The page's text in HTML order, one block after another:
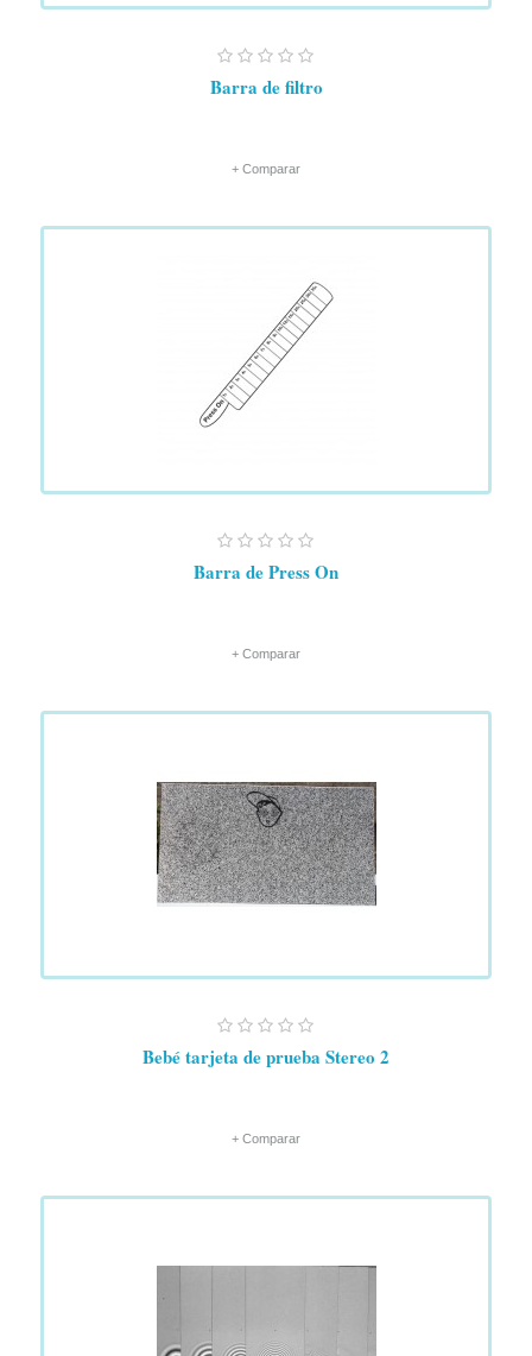
Barra de filtro
+ Comparar
Barra de Press On
+ Comparar
Bebé tarjeta de prueba Stereo 2
+ Comparar